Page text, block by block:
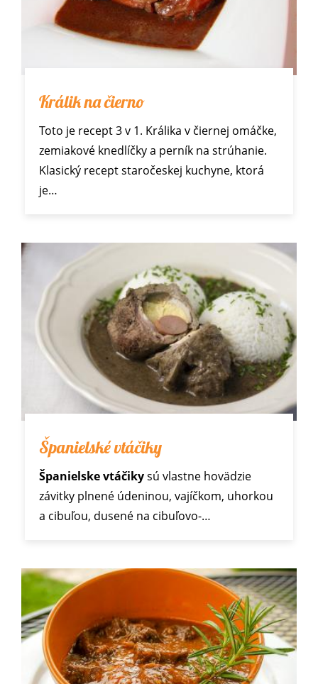
Králik na čierno
Toto je recept 3 v 1. Králika v čiernej omáčke,
zemiakové knedlíčky a perník na strúhanie.
Klasický recept staročeskej kuchyne, ktorá
je…
Španielské vtáčiky
Španielske vtáčikysú vlastne hovädzie
závitky plnené údeninou, vajíčkom, uhorkou
a cibuľou, dusené na cibuľovo-…